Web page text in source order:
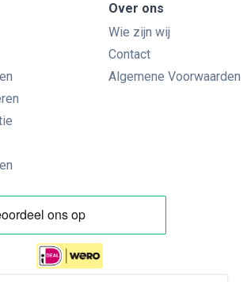
Over ons
Wie zijn wij
Contact
Algemene Voorwaarden